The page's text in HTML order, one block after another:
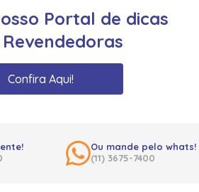
Portal de dicas
Confira Aqui!
Ou mande pelo whats!
(11) 3675-7400